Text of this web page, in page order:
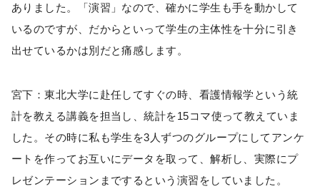
ありました。「演習」なので、確かに学生も手を動かして
いるのですが、だからといって学生の主体性を十分に引き
出せているかは別だと痛感します。
宮下：東北大学に赴任してすぐの時、看護情報学という統
計を教える講義を担当し、統計を15コマ使って教えていま
した。その時に私も学生を3人ずつのグループにしてアンケ
ートを作ってお互いにデータを取って、解析し、実際にプ
レゼンテーションまでするという演習をしていました。